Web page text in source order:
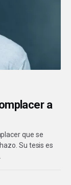
a
que se
Su tesis es